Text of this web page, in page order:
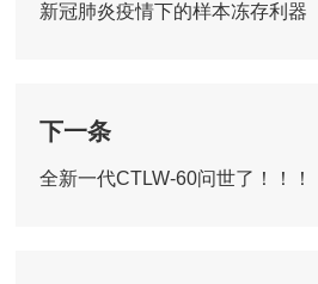
新冠肺炎疫情下的样本冻存利器
下一条
全新一代CTLW-60问世了！！！